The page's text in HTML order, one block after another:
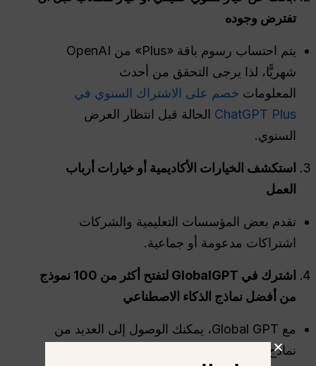
تفترض وجوده
يتم احتساب رسوم باقة «Plus» من OpenAI
شهريًّا، لذا يرجى التحقق من أحدث
المعلومات خصم على الاشتراك السنوي في
ChatGPT Plus الحالة قبل انتظار العرض
السنوي.
استكشف الخيارات الأكاديمية أو خيارات أرباب
العمل
تقدم بعض المؤسسات التعليمية والشركات
اشتراكات مدعومة أو جماعية.
اشترك في GlobalGPT لتفتح أكثر من 100 نموذج
من أفضل نماذج الذكاء الاصطناعي
مع Global GPT، يمكنك الوصول إلى العديد من
نماذج الذكاء الاصطناعي وأدوات الإبداع الرائدة